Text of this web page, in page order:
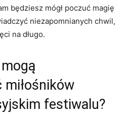
będziesz mógł poczuć magię
‌niezapomnianych chwil,
na długo.
festiwalu?